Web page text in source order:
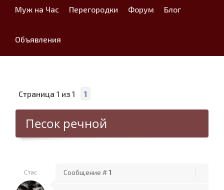
Муж на Час Перегородки Форум Блог
Объявления
Страница 1 из 1 1
Песок речной
Стас Сообщение #1